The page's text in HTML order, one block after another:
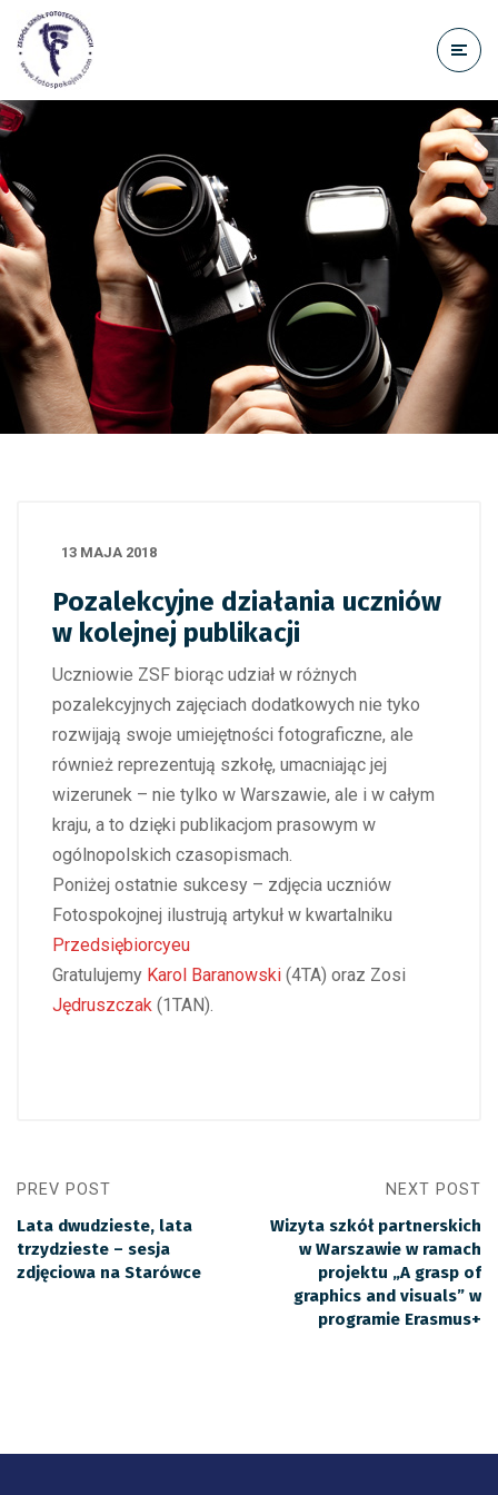
treści
13 MAJA 2018
Pozalekcyjne działania uczniów
w kolejnej publikacji
Uczniowie ZSF biorąc udział w różnych
pozalekcyjnych zajęciach dodatkowych nie tyko
rozwijają swoje umiejętności fotograficzne, ale
również reprezentują szkołę, umacniając jej
wizerunek – nie tylko w Warszawie, ale i w całym
kraju, a to dzięki publikacjom prasowym w
ogólnopolskich czasopismach.
Poniżej ostatnie sukcesy – zdjęcia uczniów
Fotospokojnej ilustrują artykuł w kwartalniku
Przedsiębiorcyeu
Gratulujemy Karol Baranowski (4TA) oraz Zosi
Jędruszczak (1TAN).
PREV POST
Lata dwudzieste, lata
trzydzieste – sesja
zdjęciowa na Starówce
NEXT POST
Wizyta szkół partnerskich
w Warszawie w ramach
projektu „A grasp of
graphics and visuals” w
programie Erasmus+